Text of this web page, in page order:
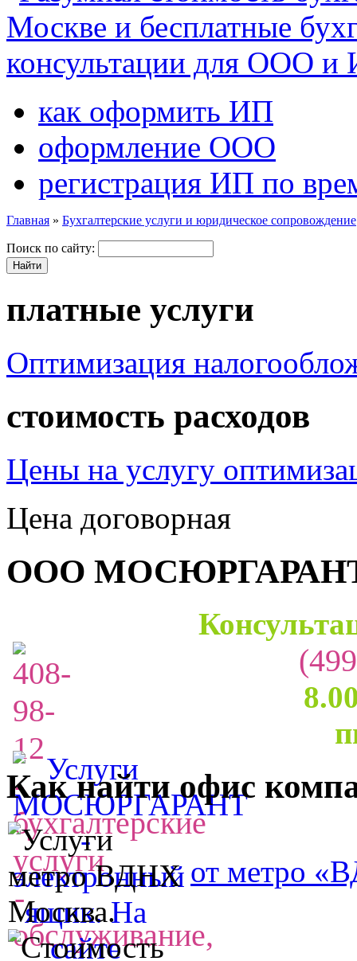
как оформить ИП
оформление ООО
регистрация ИП по
Главная » Бухгалтерские услуги и юридическое сопровождение
Поиск по сайту:
платные услуги
Оптимизация
стоимость расходов
Цены на услугу
Цена договорная
ООО
Как найти офис
от метро